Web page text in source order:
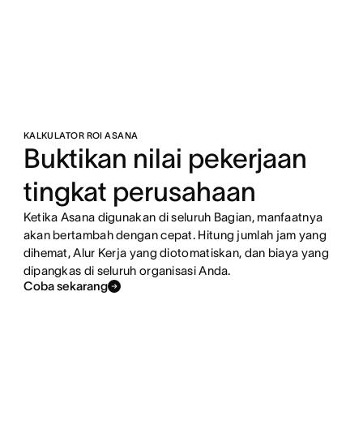
KALKULATOR ROI ASANA
Buktikan nilai pekerjaan
tingkat perusahaan
Ketika Asana digunakan di seluruh Bagian, manfaatnya
akan bertambah dengan cepat. Hitung jumlah jam yang
dihemat, Alur Kerja yang diotomatiskan, dan biaya yang
dipangkas di seluruh organisasi Anda.
Coba sekarang